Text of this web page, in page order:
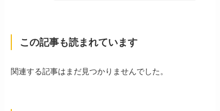
この記事も読まれています
関連する記事はまだ見つかりませんでした。